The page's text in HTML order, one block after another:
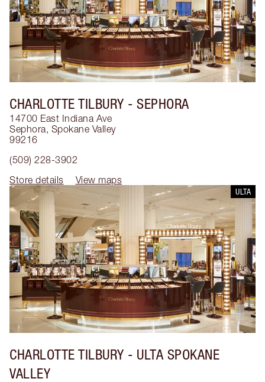
CHARLOTTE TILBURY - SEPHORA
14700 East Indiana Ave
Sephora, Spokane Valley
99216
(509) 228-3902
Store details
View maps
ULTA
CHARLOTTE TILBURY - ULTA SPOKANE
VALLEY